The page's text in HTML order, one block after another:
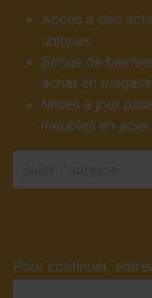
Accès à des
uniques
Bonus de
achat en
Mises à jour
meubles en acier.
Pour continuer,